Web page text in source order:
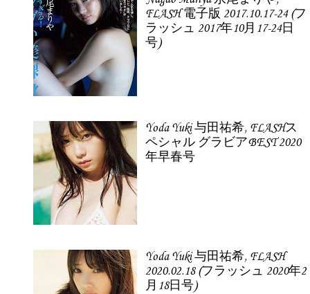
FLASH 電子版 2017.10.17-24 (フ
ラッシュ 2017年10月17-24日
号)
Yoda Yuki 与田祐希, FLASHス
ペシャル グラビアBEST 2020
年早春号
Yoda Yuki 与田祐希, FLASH
2020.02.18 (フラッシュ 2020年2
月18日号)